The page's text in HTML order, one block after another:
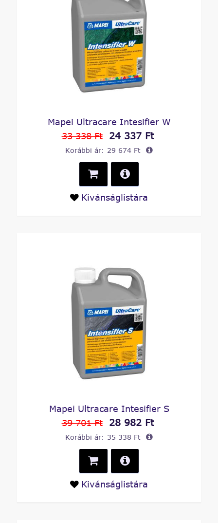
Mapei Ultracare Intesifier W
33 338 Ft
24 337 Ft
Korábbi ár: 29 674 Ft
Kivánságlistára
Mapei Ultracare Intesifier S
39 701 Ft
28 982 Ft
Korábbi ár: 35 338 Ft
Kivánságlistára